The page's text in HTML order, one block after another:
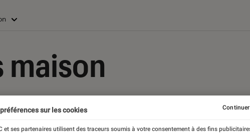
maison
Cuisine
sur les cookies
et ses partenaires utilisent des traceurs soumis à votre consentement à des fins